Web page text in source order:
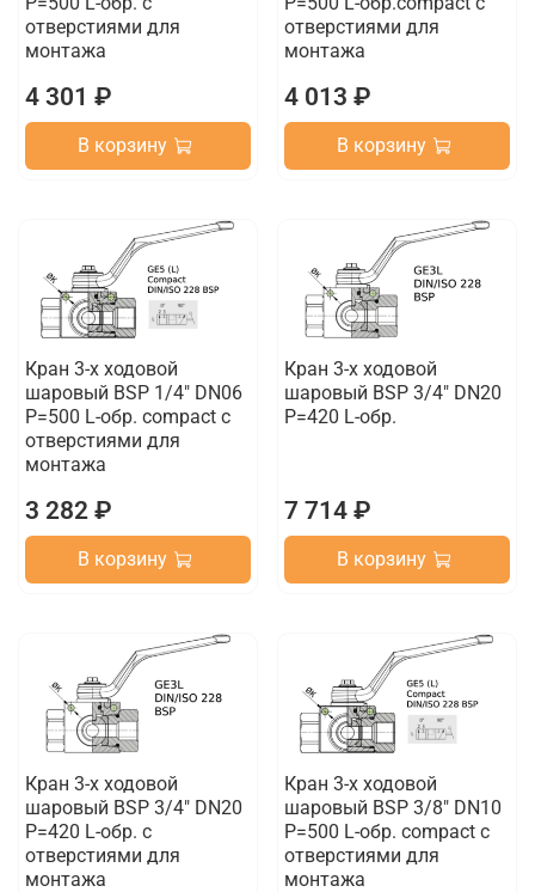
отверстиями для
монтажа
4 301 ₽
В корзину
отверстиями для
монтажа
4 013 ₽
В корзину
Кран 3-х ходовой
шаровый BSP 1/4" DN06
P=500 L-обр. compact с
отверстиями для
монтажа
3 282 ₽
В корзину
Кран 3-х ходовой
шаровый BSP 3/4" DN20
P=420 L-обр.
7 714 ₽
В корзину
Кран 3-х ходовой
шаровый BSP 3/4" DN20
P=420 L-обр. с
отверстиями для
монтажа
Кран 3-х ходовой
шаровый BSP 3/8" DN10
P=500 L-обр. compact с
отверстиями для
монтажа